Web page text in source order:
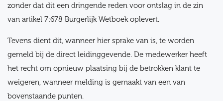
zonder dat dit een dringende reden voor ontslag in de zin
van artikel 7:678 Burgerlijk Wetboek oplevert.
Tevens dient dit, wanneer hier sprake van is, te worden
gemeld bij de direct leidinggevende. De medewerker heeft
het recht om opnieuw plaatsing bij de betrokken klant te
weigeren, wanneer melding is gemaakt van een van
bovenstaande punten.